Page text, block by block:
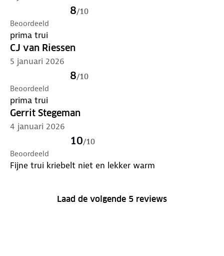
8/10
Beoordeeld
prima trui
CJ van Riessen
5 januari 2026
8/10
Beoordeeld
prima trui
Gerrit Stegeman
4 januari 2026
10/10
Beoordeeld
Fijne trui kriebelt niet en lekker warm
Laad de volgende 5 reviews